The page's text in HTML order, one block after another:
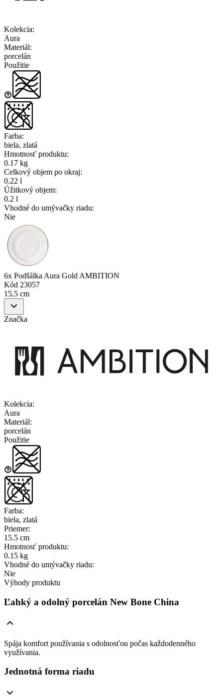
Kolekcia:
Aura
Materiál:
porcelán
Použitie
Farba:
biela, zlatá
Hmotnosť produktu:
0.17 kg
Celkový objem po okraj:
0.22 l
Úžitkový objem:
0.2 l
Vhodné do umývačky riadu:
Nie
6x Podšálka Aura Gold AMBITION
Kód 23057
15,5 cm
Značka
Kolekcia:
Aura
Materiál:
porcelán
Použitie
Farba:
biela, zlatá
Priemer:
15.5 cm
Hmotnosť produktu:
0.15 kg
Vhodné do umývačky riadu:
Nie
Výhody produktu
Ľahký a odolný porcelán New Bone China
Spája komfort používania s odolnosťou počas každodenného
využívania.
Jednotná forma riadu